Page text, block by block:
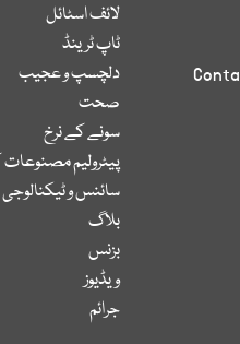
لائف اسٹائل
ٹاپ ٹرینڈ
دلچسپ و عجیب
صحت
سونے کے نرخ
پیٹرولیم
سائنس و ٹیکنالوجی
بلاگ
بزنس
ویڈیوز
جرائم